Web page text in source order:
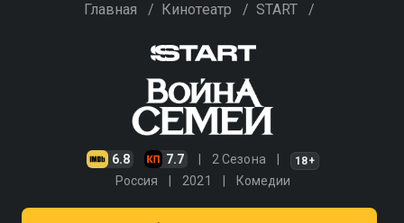
Главная / Кинотеатр / START /
6.8 7.7 2 Сезона 18+
Россия 2021 Комедии